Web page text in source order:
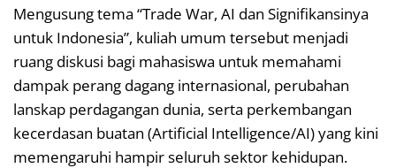
Mengusung tema “Trade War, AI dan Signifikansinya
untuk Indonesia”, kuliah umum tersebut menjadi
ruang diskusi bagi mahasiswa untuk memahami
dampak perang dagang internasional, perubahan
lanskap perdagangan dunia, serta perkembangan
kecerdasan buatan (Artificial Intelligence/AI) yang kini
memengaruhi hampir seluruh sektor kehidupan.